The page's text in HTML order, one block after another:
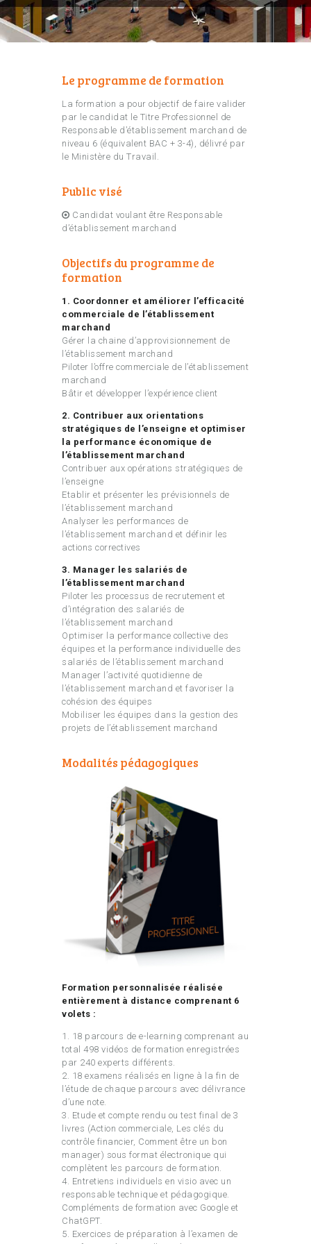
Le programme de formation
La formation a pour objectif de faire valider
par le candidat le Titre Professionnel de
Responsable d’établissement marchand de
niveau 6 (équivalent BAC + 3-4), délivré par
le Ministère du Travail.
Public visé
Candidat voulant être Responsable
d’établissement marchand
Objectifs du programme de
formation
1. Coordonner et améliorer l’efficacité
commerciale de l’établissement
marchand
Gérer la chaine d’approvisionnement de
l’établissement marchand
Piloter l’offre commerciale de l’établissement
marchand
Bâtir et développer l’expérience client
2. Contribuer aux orientations
stratégiques de l’enseigne et optimiser
la performance économique de
l’établissement marchand
Contribuer aux opérations stratégiques de
l’enseigne
Etablir et présenter les prévisionnels de
l’établissement marchand
Analyser les performances de
l’établissement marchand et définir les
actions correctives
3. Manager les salariés de
l’établissement marchand
Piloter les processus de recrutement et
d’intégration des salariés de
l’établissement marchand
Optimiser la performance collective des
équipes et la performance individuelle des
salariés de l’établissement marchand
Manager l’activité quotidienne de
l’établissement marchand et favoriser la
cohésion des équipes
Mobiliser les équipes dans la gestion des
projets de l’établissement marchand
Modalités pédagogiques
Formation personnalisée réalisée
entièrement à distance comprenant 6
volets :
1. 18 parcours de e-learning comprenant au
total 498 vidéos de formation enregistrées
par 240 experts différents.
2. 18 examens réalisés en ligne à la fin de
l’étude de chaque parcours avec délivrance
d’une note.
3. Etude et compte rendu ou test final de 3
livres (Action commerciale, Les clés du
contrôle financier, Comment être un bon
manager) sous format électronique qui
complètent les parcours de formation.
4. Entretiens individuels en visio avec un
responsable technique et pédagogique.
Compléments de formation avec Google et
ChatGPT.
5. Exercices de préparation à l’examen de